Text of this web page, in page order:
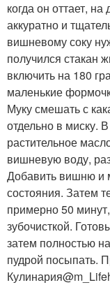
когда он оттает,
аккуратно и
вишневому соку
получился стакан
включить на 180
маленькие
Муку смешать с
отдельно в миску.
растительное
вишневую воду,
Добавить вишню и
состояния. Затем
примерно 50
зубочисткой.
затем полностью
пудрой посыпать.